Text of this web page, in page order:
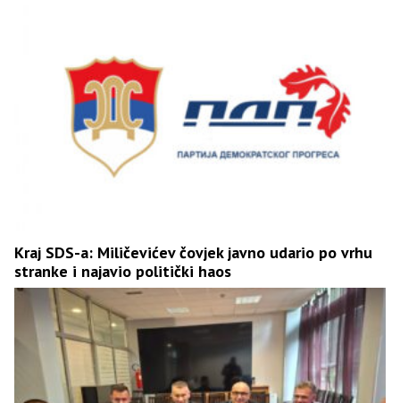
Kraj SDS-a: Miličevićev čovjek javno udario po vrhu
stranke i najavio politički haos